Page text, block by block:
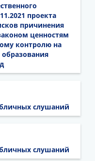
проекта
причинения
ценностям
контролю на
слушаний
слушаний